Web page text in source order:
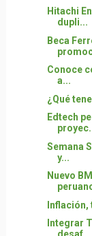
Hitachi
dupli...
Beca
Conoce
a...
¿Qué
Edtech
Semana
y...
Nuevo
Inflación,
Integrar